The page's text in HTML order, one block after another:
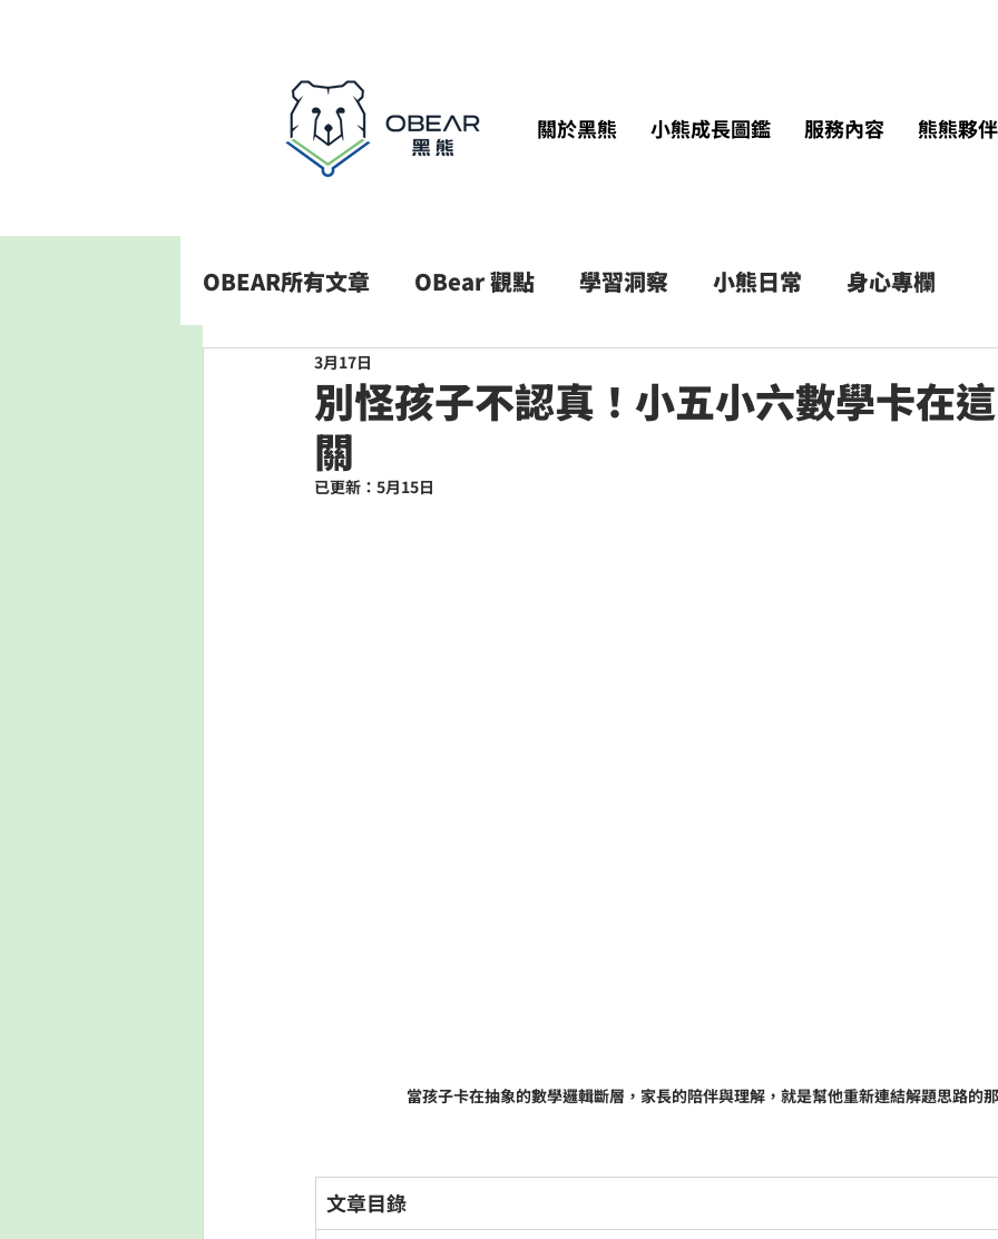
關於黑熊 小熊成長圖鑑 服務內容 熊熊夥伴
OBEAR所有文章 OBear 觀點 學習洞察 小熊日常 身心專欄
別怪孩子不認真！小五小六數學卡在
關
3月17日
已更新： 5月15日
當孩子卡在抽象的數學邏輯斷層，家長的陪伴與理解，就是幫他重新連結解題思路的
文章目錄